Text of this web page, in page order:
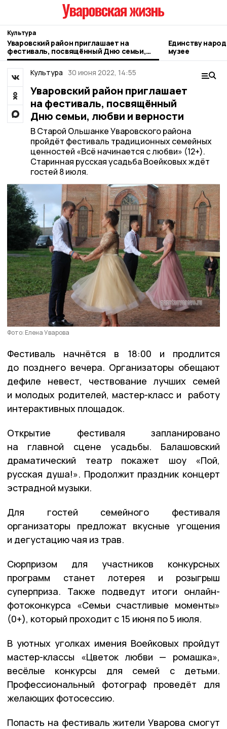
Культура
Уваровский район приглашает на
фестиваль, посвящённый Дню семьи,
любви и верности
Единству
музее
Культура 30 июня 2022, 14:55
Уваровский район приглашает
на фестиваль, посвящённый
Дню семьи, любви и верности
В Старой Ольшанке Уваровского района
пройдёт фестиваль традиционных семейных
ценностей «Всё начинается с любви» (12+).
Старинная русская усадьба Воейковых ждёт
гостей 8 июля.
Фото: Елена Уварова
Фестиваль начнётся в 18:00 и продлится
до позднего вечера. Организаторы обещают
дефиле невест, чествование лучших семей
и молодых родителей, мастер-класс и работу
интерактивных площадок.
Открытие фестиваля запланировано
на главной сцене усадьбы. Балашовский
драматический театр покажет шоу «Пой,
русская душа!». Продолжит праздник концерт
эстрадной музыки.
Для гостей семейного фестиваля
организаторы предложат вкусные угощения
и дегустацию чая из трав.
Сюрпризом для участников конкурсных
программ станет лотерея и розыгрыш
суперприза. Также подведут итоги онлайн-
фотоконкурса «Семьи счастливые моменты»
(0+), который проходит с 15 июня по 5 июля.
В уютных уголках имения Воейковых пройдут
мастер-классы «Цветок любви — ромашка»,
весёлые конкурсы для семей с детьми.
Профессиональный фотограф проведёт для
желающих фотосессию.
Попасть на фестиваль жители Уварова смогут